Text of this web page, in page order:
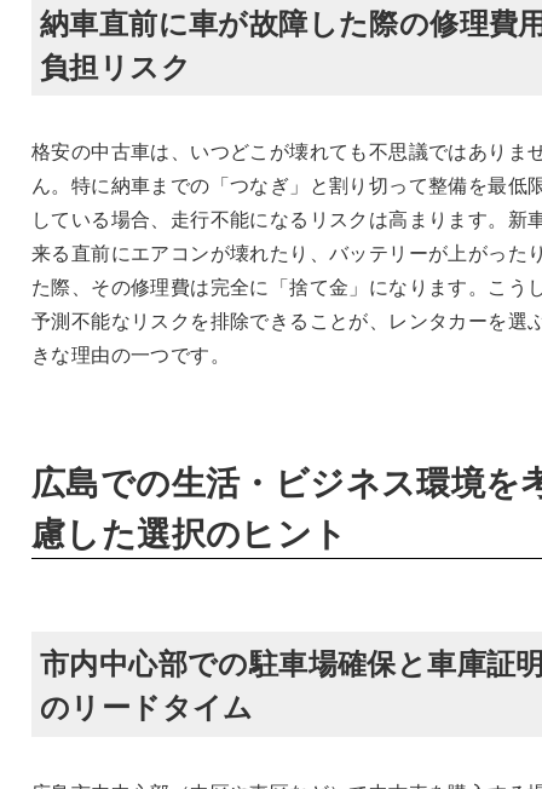
納車直前に車が故障した際の修理費
負担リスク
格安の中古車は、いつどこが壊れても不思議ではありま
ん。特に納車までの「つなぎ」と割り切って整備を最低
している場合、走行不能になるリスクは高まります。新
来る直前にエアコンが壊れたり、バッテリーが上がった
た際、その修理費は完全に「捨て金」になります。こう
予測不能なリスクを排除できることが、レンタカーを選
きな理由の一つです。
広島での生活・ビジネス環境を
慮した選択のヒント
市内中心部での駐車場確保と車庫証
のリードタイム